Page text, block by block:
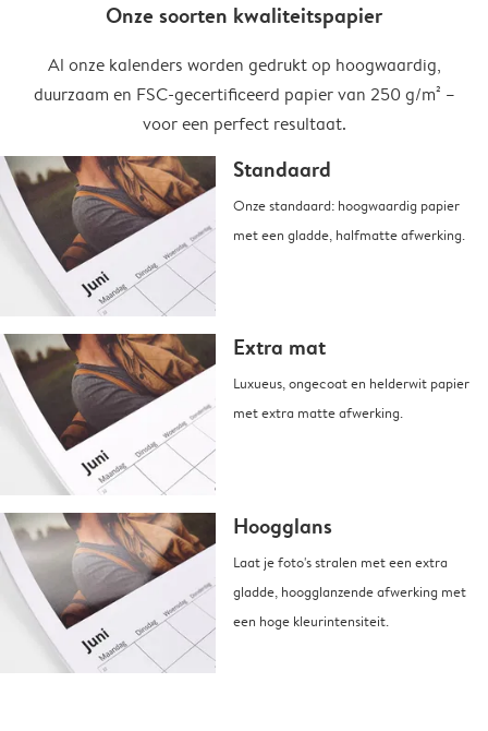
Onze soorten kwaliteitspapier
Al onze kalenders worden gedrukt op hoogwaardig,
duurzaam en FSC-gecertificeerd papier van 250 g/m² –
voor een perfect resultaat.
Standaard
Onze standaard: hoogwaardig papier
met een gladde, halfmatte afwerking.
Extra mat
Luxueus, ongecoat en helderwit papier
met extra matte afwerking.
Hoogglans
Laat je foto's stralen met een extra
gladde, hoogglanzende afwerking met
een hoge kleurintensiteit.